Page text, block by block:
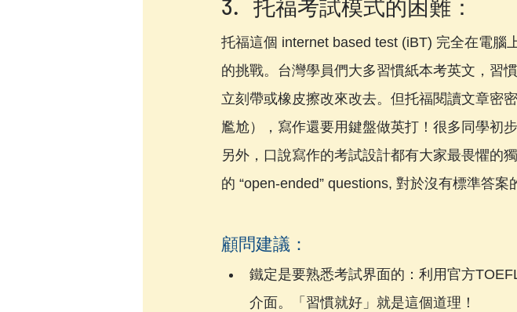
3.   托福考試模式的困難：
托福這個 internet based test (iBT) 完全在電腦
的挑戰。台灣學員們大多習慣紙本考英文，習
立刻帶或橡皮擦改來改去。但托福閱讀文章密
尷尬），寫作還要用鍵盤做英打！很多同學初步
另外，口說寫作的考試設計都有大家最畏懼的
的 “open-ended” questions, 對於沒有標準答案
顧問建議：
鐵定是要熟悉考試界面的：利用官方
介面。「習慣就好」就是這個道理！